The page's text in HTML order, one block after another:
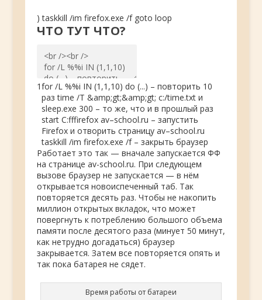
) taskkill /im firefox.exe /f goto loop
ЧТО ТУТ ЧТО?
1for /L %%i IN (1 ,1 ,10) do (...) – повторить 10
разtime /T &amp;gt;&amp;gt; c:/time.txtи
sleep.exe 300 – то же, что и в прошлый раз
start C:fffirefox av–school.ru – запустить
Firefoxи отворить страницу av–school.ru
taskkill /im firefox.exe /f – закрыть браузер
Работает это так — вначале запускается ФФ
на странице av-school.ru. При следующем
вызове браузер не запускается — в нём
открывается новоиспеченный таб. Так
повторяется десять раз. Чтобы не накопить
миллион открытых вкладок, что может
повергнуть к потреблению большого объема
памяти после десятого раза (минует 50 минут,
как нетрудно догадаться) браузер
закрывается. Затем все повторяется опять и
так пока батарея не сядет.
Время работы от батареи